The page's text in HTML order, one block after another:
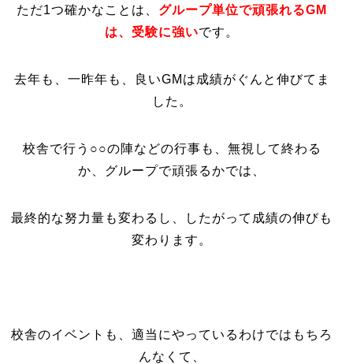
ただ1つ確かなことは、 グループ単位で頑張れるGM
は、受験に強いです。
去年も、一昨年も、良いGMは成績がぐんと伸びてま
した。
校舎で行う○○の陣などの行事も、無視して終わる
か、グループで頑張るかでは、
最終的な努力量も変わるし、したがって成績の伸びも
変わります。
校舎のイベントも、適当にやっているわけではもちろ
んなくて、